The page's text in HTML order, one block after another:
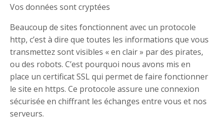
Vos données sont cryptées
Beaucoup de sites fonctionnent avec un protocole
http, c’est à dire que toutes les informations que vous
transmettez sont visibles « en clair » par des pirates,
ou des robots. C’est pourquoi nous avons mis en
place un certificat SSL qui permet de faire fonctionner
le site en https. Ce protocole assure une connexion
sécurisée en chiffrant les échanges entre vous et nos
serveurs.